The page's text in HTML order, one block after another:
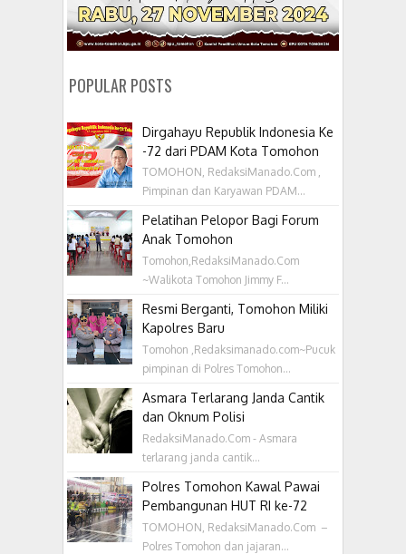
POPULAR POSTS
Dirgahayu Republik Indonesia Ke
-72 dari PDAM Kota Tomohon
TOMOHON, RedaksiManado.Com ,
Pimpinan dan Karyawan PDAM...
Pelatihan Pelopor Bagi Forum
Anak Tomohon
Tomohon,RedaksiManado.Com
~Walikota Tomohon Jimmy F...
Resmi Berganti, Tomohon Miliki
Kapolres Baru
Tomohon ,Redaksimanado.com~Pucuk
pimpinan di Polres Tomohon...
Asmara Terlarang Janda Cantik
dan Oknum Polisi
RedaksiManado.Com - Asmara
terlarang janda cantik...
Polres Tomohon Kawal Pawai
Pembangunan HUT RI ke-72
TOMOHON, RedaksiManado.Com –
Polres Tomohon dan jajaran...